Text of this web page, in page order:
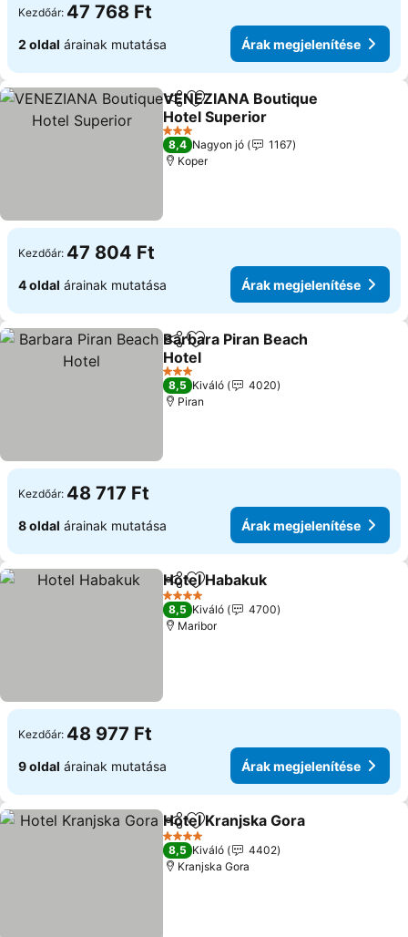
Kezdőár: 47 768 Ft
2 oldal árainak mutatása Árak megjelenítése
Megosztás
Hozzáadás a kedvencekhez
VENEZIANA Boutique
Hotel Superior
Árak megjelenítése
3 Kategória
8,4 Nagyon jó
1167
Koper
Kezdőár: 47 804 Ft
4 oldal árainak mutatása Árak megjelenítése
MegosztásHozzáadás a kedvencekhez
Barbara Piran Beach
Hotel
Árak megjelenítése
3 Kategória
8,5 Kiváló
4020
Piran
Kezdőár: 48 717 Ft
8 oldal árainak mutatása Árak megjelenítése
Megosztás
Hozzáadás a kedvencekhez
Hotel Habakuk
4 Kategória
8,5 Kiváló
4700
Maribor
Kezdőár: 48 977 Ft
9 oldal árainak mutatása Árak megjelenítése
Megosztás
Hozzáadás a kedvencekhez
Hotel Kranjska Gora
4 Kategória
8,5 Kiváló
4402
Kranjska Gora